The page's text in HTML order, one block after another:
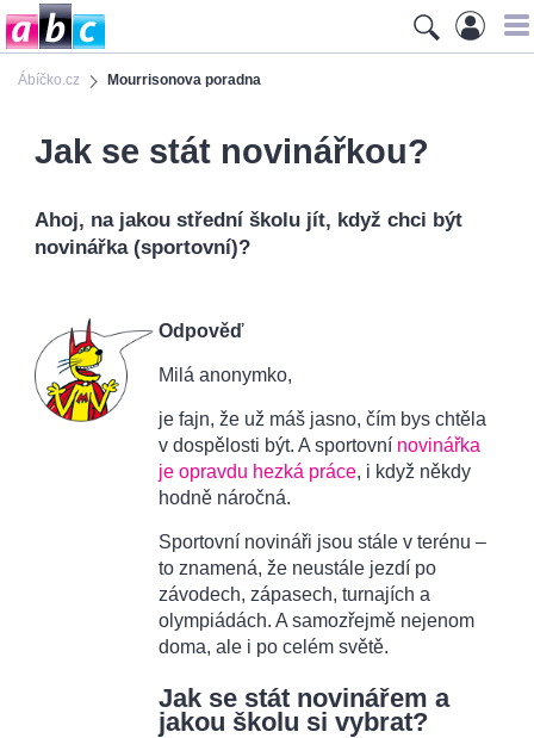
Ábíčko.cz Mourrisonova poradna
Jak se stát novinářkou?
Ahoj, na jakou střední školu jít, když chci být
novinářka (sportovní)?
Odpověď
Milá anonymko,
je fajn, že už máš jasno, čím bys chtěla
v dospělosti být. A sportovní novinářka
je opravdu hezká práce, i když někdy
hodně náročná.
Sportovní novináři jsou stále v terénu –
to znamená, že neustále jezdí po
závodech, zápasech, turnajích a
olympiádách. A samozřejmě nejenom
doma, ale i po celém světě.
Jak se stát novinářem a
jakou školu si vybrat?